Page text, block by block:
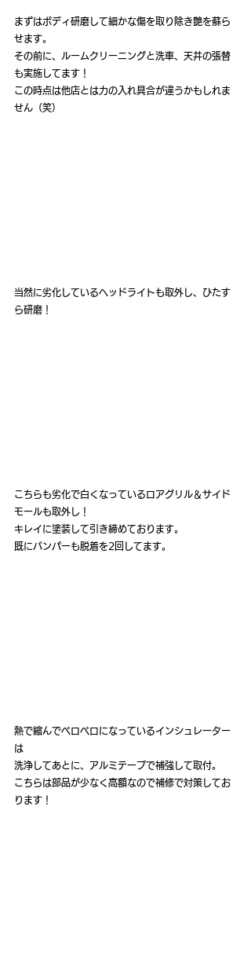
まずはボディ研磨して細かな傷を取り除き艶を蘇ら
せます。
その前に、ルームクリーニングと洗車、天井の張替
も実施してます！
この時点は他店とは力の入れ具合が違うかもしれま
せん（笑）
当然に劣化しているヘッドライトも取外し、ひたす
ら研磨！
こちらも劣化で白くなっているロアグリル＆サイド
モールも取外し！
キレイに塗装して引き締めております。
既にバンパーも脱着を2回してます。
熱で縮んでベロベロになっているインシュレーター
は
洗浄してあとに、アルミテープで補強して取付。
こちらは部品が少なく高額なので補修で対策してお
ります！